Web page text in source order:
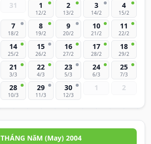
31 1
12/2
2
13/2
3
14/2
4
15/2
7
18/2
8
19/2
9
20/2
10
21/2
11
22/2
14
25/2
15
26/2
16
27/2
17
28/2
18
29/2
21
3/3
22
4/3
23
5/3
24
6/3
25
7/3
28
10/3
29
11/3
30
12/3
1 2
THÁNG NăM (May) 2004